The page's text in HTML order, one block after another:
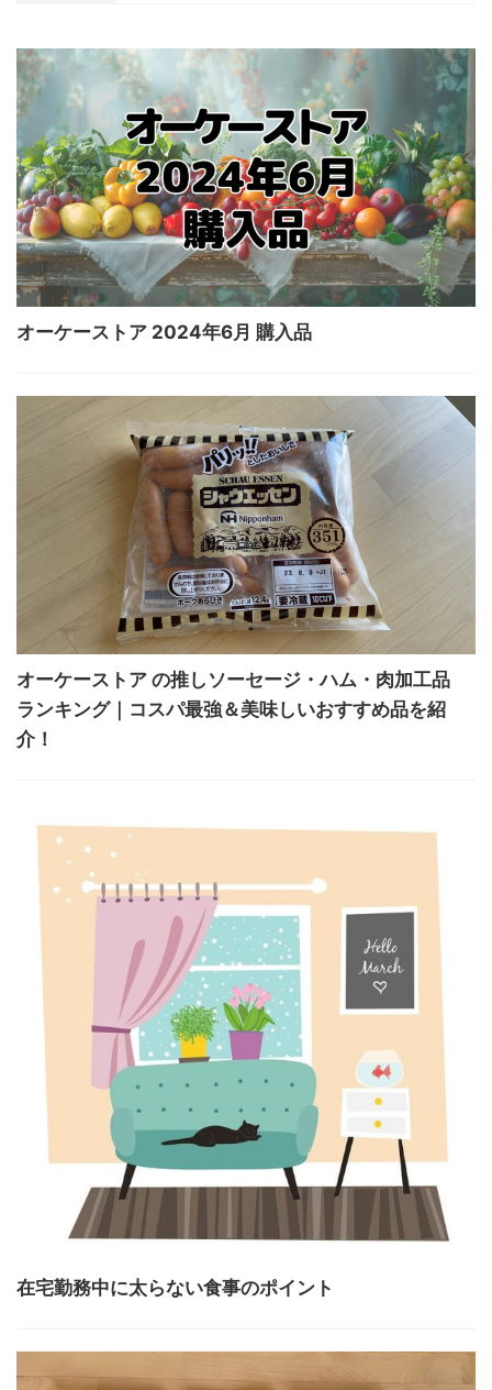
オーケーストア 2024年6月 購入品
オーケーストア の推しソーセージ・ハム・肉加工品
ランキング｜コスパ最強＆美味しいおすすめ品を紹
介！
在宅勤務中に太らない食事のポイント